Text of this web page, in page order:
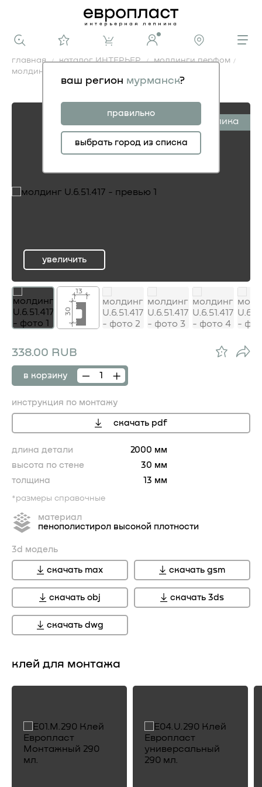
ваш регион мурманск?
правильно
выбрать город из списка
главная каталог ИНТЕРЬЕР
молдинги перфом
молдинг U.6.51.417
молдинг U.6.51.417
симплика
ru
увеличить
13
30
338.00 RUB
в корзину
инструкция по монтажу
скачать pdf
длина детали
2000 мм
высота по стене
30 мм
толщина
13 мм
*размеры справочные
материал
пенополистирол высокой плотности
3d модель
скачать max скачать gsm
скачать obj скачать 3ds
скачать dwg
клей для монтажа